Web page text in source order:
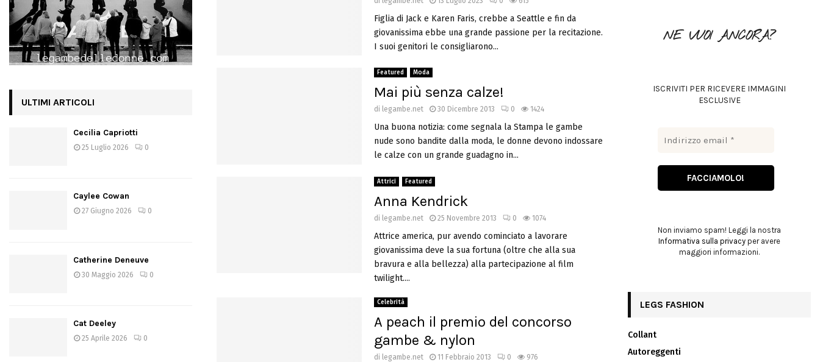
Figlia di Jack e Karen Faris, crebbe a Seattle e fin da
giovanissima ebbe una grande passione per la recitazione.
I suoi genitori le consigliarono...
Featured Moda
Mai più senza calze!
di legambe.net 30 Dicembre 2013 0 1424
Una buona notizia: come segnala la Stampa le gambe
nude sono bandite dalla moda, le donne devono indossare
le calze con un grande guadagno in...
Attrici Featured
Anna Kendrick
di legambe.net 25 Novembre 2013 0 1074
Attrice america, pur avendo cominciato a lavorare
giovanissima deve la sua fortuna (oltre che alla sua
bravura e alla bellezza) alla partecipazione al film
twilight....
Celebrità
A peach il premio del concorso
gambe & nylon
di legambe.net 11 Febbraio 2013 0 976
ULTIMI ARTICOLI
Cecilia Capriotti
25 Luglio 2026 0
Caylee Cowan
27 Giugno 2026 0
Catherine Deneuve
30 Maggio 2026 0
Cat Deeley
25 Aprile 2026 0
NE VUOI ANCORA?
ISCRIVITI PER RICEVERE IMMAGINI
ESCLUSIVE
Non inviamo spam! Leggi la nostra
Informativa sulla privacy per avere
maggiori informazioni.
LEGS FASHION
Collant
Autoreggenti